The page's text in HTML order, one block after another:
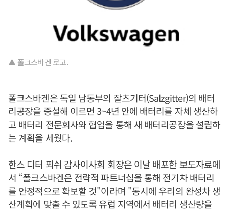
▲ 폴크스바겐 로고.
폴크스바겐은 독일 남동부의 잘츠기터(Salzgitter)의 배터
리공장을 증설해 이르면 3~4년 안에 배터리를 자체 생산하
고 배터리 전문회사와 협업을 통해 새 배터리공장을 설립하
는 계획을 세웠다.
한스 디터 푀쉬 감사이사회 회장은 이날 배포한 보도자료에
서 “폴크스바겐은 전략적 파트너십을 통해 전기차 배터리
를 안정적으로 확보할 것"이라며 "동시에 우리의 완성차 생
산계획에 맞출 수 있도록 유럽 지역에서 배터리 생산량을